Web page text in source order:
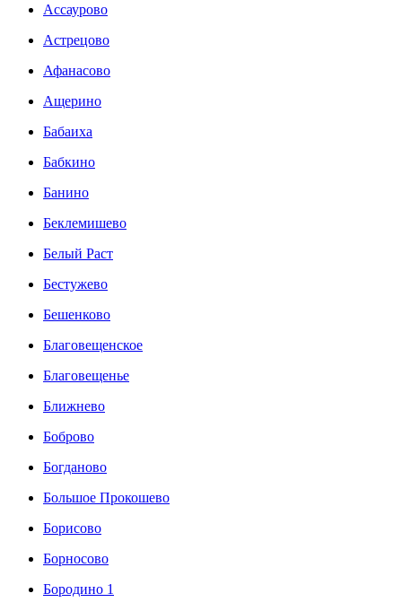
Ассаурово
Астрецово
Афанасово
Ащерино
Бабаиха
Бабкино
Банино
Беклемишево
Белый Раст
Бестужево
Бешенково
Благовещенское
Благовещенье
Ближнево
Боброво
Богданово
Большое Прокошево
Борисово
Борносово
Бородино 1